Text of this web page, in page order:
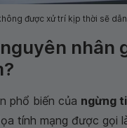
được xử trí kịp thời sẽ
nhân
phổ biến của ngừng
tính mạng được gọi